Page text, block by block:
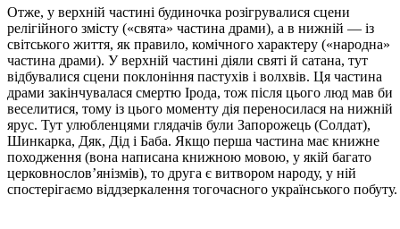
Отже, у верхній частині будиночка розігрувалися сцени
релігійного змісту («свята» частина драми), а в нижній — із
світського життя, як правило, комічного характеру («народна»
частина драми). У верхній частині діяли святі й сатана, тут
відбувалися сцени поклоніння пастухів і волхвів. Ця частина
драми закінчувалася смертю Ірода, тож після цього люд мав би
веселитися, тому із цього моменту дія переносилася на нижній
ярус. Тут улюбленцями глядачів були Запорожець (Солдат),
Шинкарка, Дяк, Дід і Баба. Якщо перша частина має книжне
походження (вона написана книжною мовою, у якій багато
церковнослов’янізмів), то друга є витвором народу, у ній
спостерігаємо віддзеркалення тогочасного українського побуту.